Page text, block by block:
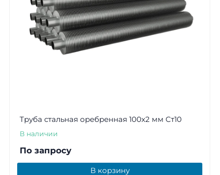
Труба стальная оребренная 100х2 мм Ст10
В наличии
По запросу
В корзину